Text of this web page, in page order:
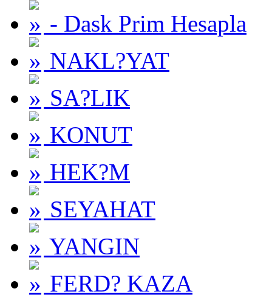
- Dask Prim Hesapla
NAKL?YAT
SA?LIK
KONUT
HEK?M
SEYAHAT
YANGIN
FERD? KAZA